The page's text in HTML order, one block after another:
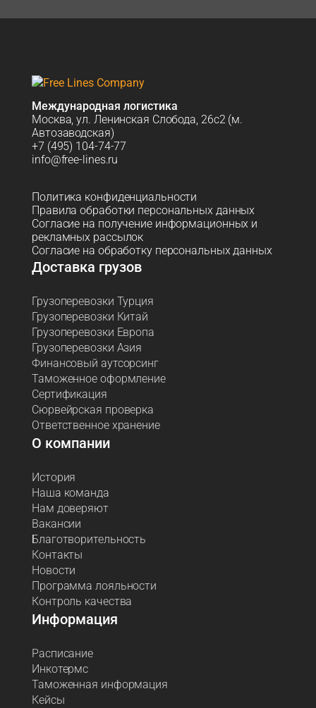
Международная логистика
Москва, ул. Ленинская Слобода, 26с2 (м.
Автозаводская)
+7 (495) 104-74-77
info@free-lines.ru
Политика конфиденциальности
Правила обработки персональных данных
Согласие на получение информационных и
рекламных рассылок
Согласие на обработку персональных данных
Доставка грузов
Грузоперевозки Турция
Грузоперевозки Китай
Грузоперевозки Европа
Грузоперевозки Азия
Финансовый аутсорсинг
Таможенное оформление
Сертификация
Сюрвейрская проверка
Ответственное хранение
О компании
История
Наша команда
Нам доверяют
Вакансии
Благотворительность
Контакты
Новости
Программа лояльности
Контроль качества
Информация
Расписание
Инкотермс
Таможенная информация
Кейсы